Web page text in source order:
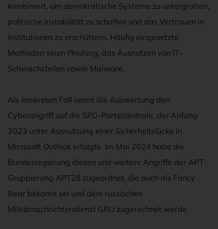
kombiniert, um demokratische Systeme zu untergraben,
politische Instabilität zu schaffen und das Vertrauen in
Institutionen zu erschüttern. Häufig eingesetzte
Methoden seien Phishing, das Ausnutzen von IT-
Schwachstellen sowie Malware.
Als konkreten Fall nennt die Auswertung den
Cyberangriff auf die SPD-Parteizentrale, der Anfang
2023 unter Ausnutzung einer Sicherheitslücke in
Microsoft Outlook erfolgte. Im Mai 2024 habe die
Bundesregierung diesen und weitere Angriffe der APT-
Gruppierung APT28 zugeordnet, die auch als Fancy
Bear bekannt sei und dem russischen
Militärnachrichtendienst GRU zugerechnet werde.